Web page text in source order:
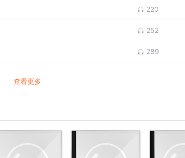
220
252
289
查看更多